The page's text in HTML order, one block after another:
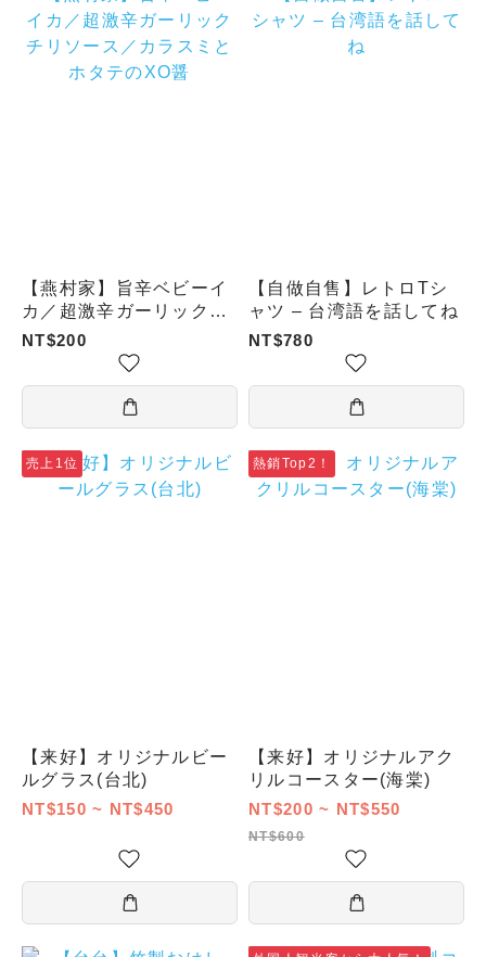
【燕村家】旨辛ベビーイ
カ／超激辛ガーリックチ
リソース／カラスミとホ
タテのXO醤
NT$200
【自做自售】レトロTシ
ャツ – 台湾語を話してね
NT$780
売上1位
【来好】オリジナルビー
ルグラス(台北)
NT$150 ~ NT$450
熱銷Top2！
【来好】オリジナルアク
リルコースター(海棠)
NT$200 ~ NT$550
NT$600